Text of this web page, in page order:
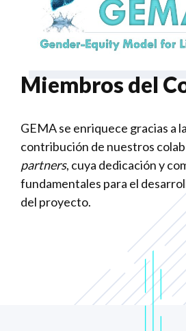
Miembros del
GEMA se enriquece gracias a
contribución de nuestros
partners, cuya dedicación y
fundamentales para el
del proyecto.